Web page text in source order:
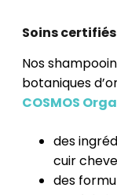
Soins
Nos
botaniques
COSMOS
des
cuir
des